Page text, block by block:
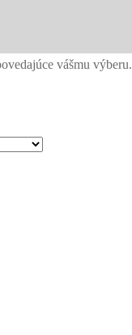
vášmu výberu.